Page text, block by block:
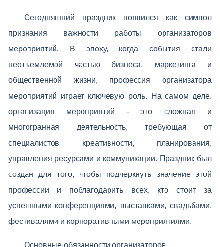
Сегодняшний праздник появился как символ
признания важности работы организаторов
мероприятий. В эпоху, когда события стали
неотъемлемой частью бизнеса, маркетинга и
общественной жизни, профессия организатора
мероприятий играет ключевую роль. На самом деле,
организация мероприятий - это сложная и
многогранная деятельность, требующая от
специалистов креативности, планирования,
управления ресурсами и коммуникации. Праздник был
создан для того, чтобы подчеркнуть значение этой
профессии и поблагодарить всех, кто стоит за
успешными конференциями, выставками, свадьбами,
фестивалями и корпоративными мероприятиями.
Основные обязанности организаторов